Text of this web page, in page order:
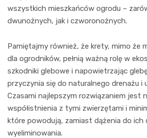
wszystkich mieszkańców ogrodu –
dwunożnych, jak i czworonożnych.
Pamiętajmy również, że krety, mimo że
dla ogrodników, pełnią ważną rolę w
szkodniki glebowe i napowietrzając
przyczynia się do naturalnego drenażu i
Czasami najlepszym rozwiązaniem jest
współistnienia z tymi zwierzętami i
które powodują, zamiast dążenia do ich
wyeliminowania.